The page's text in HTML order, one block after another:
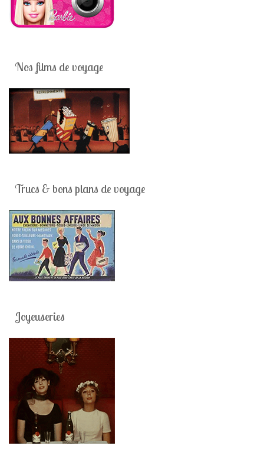
Nos films de voyage
Trucs & bons plans de voyage
Joyeuseries